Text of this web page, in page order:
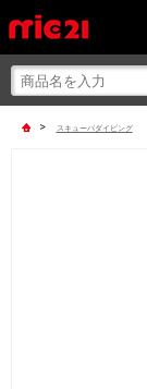
> スキューバダイビング